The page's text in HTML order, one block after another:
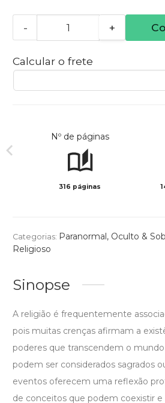
- +
Calcular o frete
Nº de páginas
316 páginas
Categorias: Paranormal, Oculto &
Religioso
Sinopse
A religião é frequentemente
pois muitas crenças afirmam a
poderes que transcendem o mundo
podem ser considerados sagrados
eventos oferecem uma reflexão
de conceitos que podem coexistir